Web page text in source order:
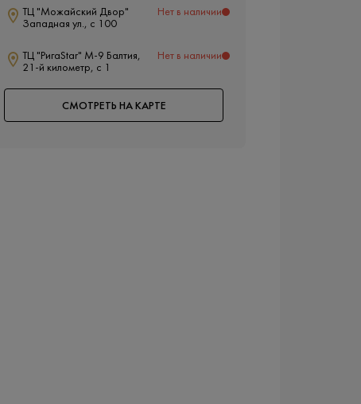
ТЦ "Можайский Двор"
Западная ул., с 100
Нет в наличии
ТЦ "РигаStar" М-9 Балтия,
21-й километр, с 1
Нет в наличии
СМОТРЕТЬ НА КАРТЕ